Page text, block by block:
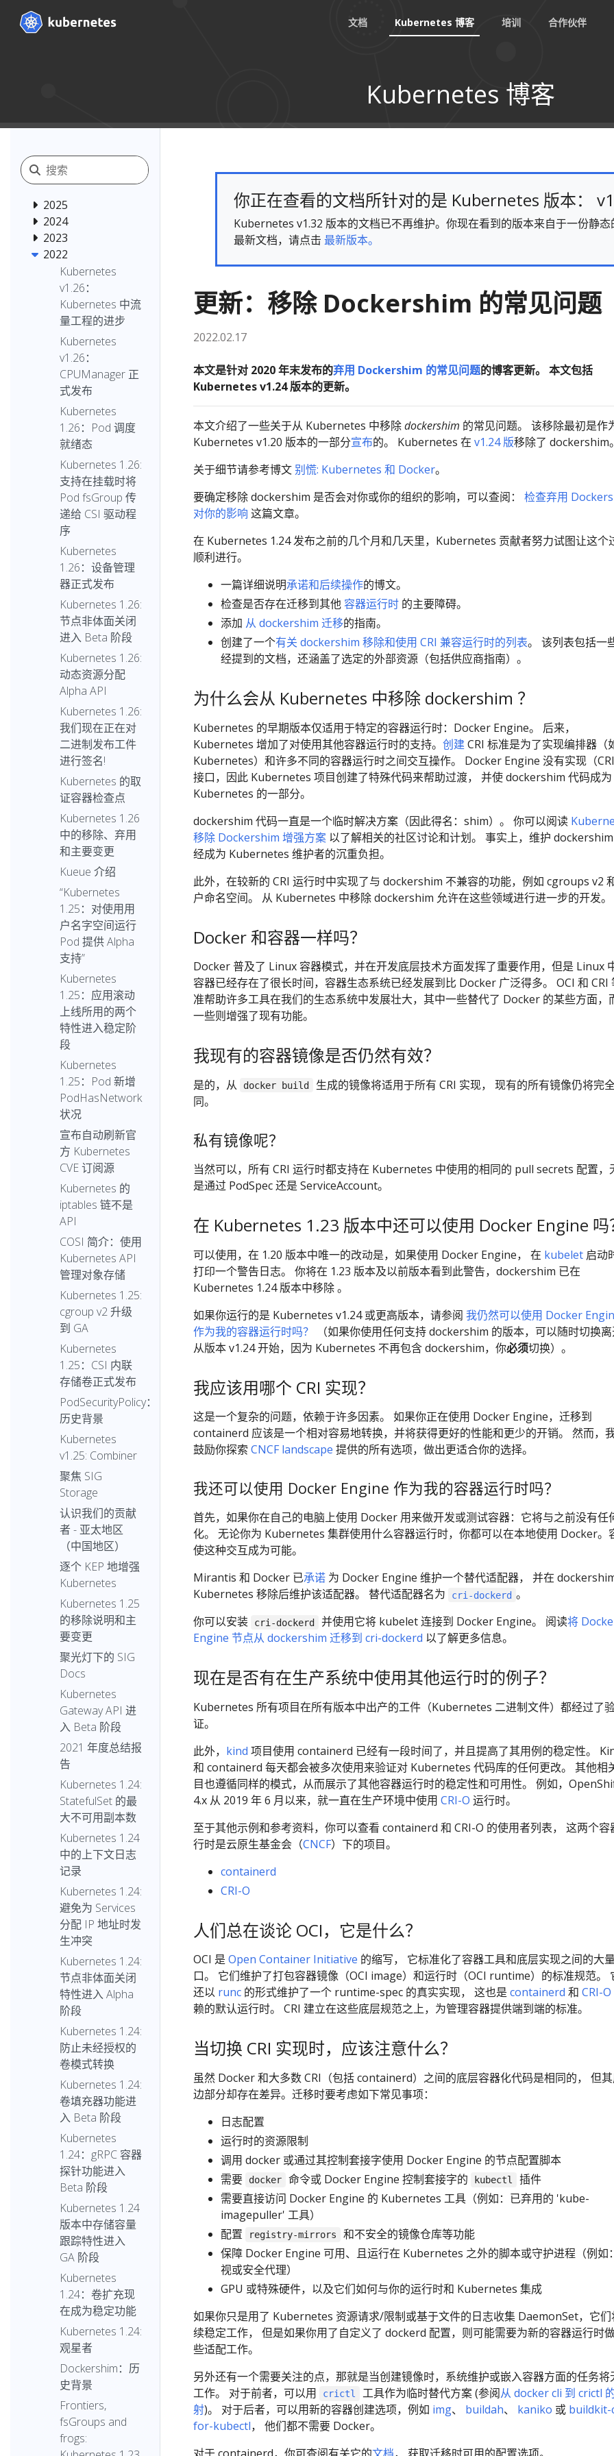
文档 Kubernetes 博客 培训 合作伙伴
Kubernetes 博客
2025
2024
2023
2022
Kubernetes
v1.26：
Kubernetes 中流
量工程的进步
Kubernetes
v1.26：
CPUManager 正
式发布
Kubernetes
1.26：Pod 调度
就绪态
Kubernetes 1.26:
支持在挂载时将
Pod fsGroup 传
递给 CSI 驱动程
序
Kubernetes
1.26：设备管理
器正式发布
Kubernetes 1.26:
节点非体面关闭
进入 Beta 阶段
Kubernetes 1.26:
动态资源分配
Alpha API
Kubernetes 1.26:
我们现在正在对
二进制发布工件
进行签名!
Kubernetes 的取
证容器检查点
Kubernetes 1.26
中的移除、弃用
和主要变更
Kueue 介绍
“Kubernetes
1.25：对使用用
户名字空间运行
Pod 提供 Alpha
支持”
Kubernetes
1.25：应用滚动
上线所用的两个
特性进入稳定阶
段
Kubernetes
1.25：Pod 新增
PodHasNetwork
状况
宣布自动刷新官
方 Kubernetes
CVE 订阅源
Kubernetes 的
iptables 链不是
API
COSI 简介：使用
Kubernetes API
管理对象存储
Kubernetes 1.25:
cgroup v2 升级
到 GA
Kubernetes
1.25：CSI 内联
存储卷正式发布
PodSecurityPolicy：
历史背景
Kubernetes
v1.25: Combiner
聚焦 SIG
Storage
认识我们的贡献
者 - 亚太地区
（中国地区）
逐个 KEP 地增强
Kubernetes
Kubernetes 1.25
的移除说明和主
要变更
聚光灯下的 SIG
Docs
Kubernetes
Gateway API 进
入 Beta 阶段
2021 年度总结报
告
Kubernetes 1.24:
StatefulSet 的最
大不可用副本数
Kubernetes 1.24
中的上下文日志
记录
Kubernetes 1.24:
避免为 Services
分配 IP 地址时发
生冲突
Kubernetes 1.24:
节点非体面关闭
特性进入 Alpha
阶段
Kubernetes 1.24:
防止未经授权的
卷模式转换
Kubernetes 1.24:
卷填充器功能进
入 Beta 阶段
Kubernetes
1.24：gRPC 容器
探针功能进入
Beta 阶段
Kubernetes 1.24
版本中存储容量
跟踪特性进入
GA 阶段
Kubernetes
1.24：卷扩充现
在成为稳定功能
Kubernetes 1.24:
观星者
Dockershim：历
史背景
Frontiers,
fsGroups and
frogs:
你正在查看的文档所针对的是 Kubernetes 版本：
Kubernetes v1.32 版本的文档已不再维护。你现在看到的版本来自于一份静
最新文档，请点击 最新版本。
更新：移除 Dockershim 的常见问题
2022.02.17
本文是针对 2020 年末发布的弃用 Dockershim 的常见问题的博客更新。 本文包括
Kubernetes v1.24 版本的更新。
本文介绍了一些关于从 Kubernetes 中移除dockershim 的常见问题。 该移除最初是作
Kubernetes v1.20 版本的一部分宣布的。 Kubernetes 在 v1.24 版移除了 dockershim。
关于细节请参考博文 别慌: Kubernetes 和 Docker。
要确定移除 dockershim 是否会对你或你的组织的影响，可以查阅： 检查弃用
对你的影响 这篇文章。
在 Kubernetes 1.24 发布之前的几个月和几天里，Kubernetes 贡献者努力试图让这个
顺利进行。
一篇详细说明承诺和后续操作的博文。
检查是否存在迁移到其他 容器运行时 的主要障碍。
添加 从 dockershim 迁移的指南。
创建了一个有关 dockershim 移除和使用 CRI 兼容运行时的列表。 该列表包括一
经提到的文档，还涵盖了选定的外部资源（包括供应商指南）。
为什么会从 Kubernetes 中移除 dockershim ？
Kubernetes 的早期版本仅适用于特定的容器运行时：Docker Engine。 后来，
Kubernetes 增加了对使用其他容器运行时的支持。 创建CRI 标准是为了实现编排器（
Kubernetes）和许多不同的容器运行时之间交互操作。 Docker Engine 没有实现（CRI
接口，因此 Kubernetes 项目创建了特殊代码来帮助过渡， 并使 dockershim 代码成为
Kubernetes 的一部分。
dockershim 代码一直是一个临时解决方案（因此得名：shim）。 你可以阅读
移除 Dockershim 增强方案 以了解相关的社区讨论和计划。 事实上，维护
经成为 Kubernetes 维护者的沉重负担。
此外，在较新的 CRI 运行时中实现了与 dockershim 不兼容的功能，例如 cgroups v2
户命名空间。 从 Kubernetes 中移除 dockershim 允许在这些领域进行进一步的开发。
Docker 和容器一样吗？
Docker 普及了 Linux 容器模式，并在开发底层技术方面发挥了重要作用，但是 Linux
容器已经存在了很长时间，容器生态系统已经发展到比 Docker 广泛得多。 OCI 和 CRI
准帮助许多工具在我们的生态系统中发展壮大，其中一些替代了 Docker 的某些方面，
一些则增强了现有功能。
我现有的容器镜像是否仍然有效？
是的，从 docker build
生成的镜像将适用于所有 CRI 实现， 现有的所有镜像仍将完
同。
私有镜像呢？
当然可以，所有 CRI 运行时都支持在 Kubernetes 中使用的相同的 pull secrets 配置，
是通过 PodSpec 还是 ServiceAccount。
在 Kubernetes 1.23 版本中还可以使用 Docker Engine 吗
可以使用，在 1.20 版本中唯一的改动是，如果使用 Docker Engine， 在 kubelet 启动
打印一个警告日志。 你将在 1.23 版本及以前版本看到此警告，dockershim 已在
Kubernetes 1.24 版本中移除 。
如果你运行的是 Kubernetes v1.24 或更高版本，请参阅 我仍然可以使用 Docker
作为我的容器运行时吗？
（如果你使用任何支持 dockershim 的版本，可以随时切换离
从版本 v1.24 开始，因为 Kubernetes 不再包含 dockershim，你必须切换）。
我应该用哪个 CRI 实现？
这是一个复杂的问题，依赖于许多因素。 如果你正在使用 Docker Engine，迁移到
containerd 应该是一个相对容易地转换，并将获得更好的性能和更少的开销。 然而，
鼓励你探索 CNCF landscape 提供的所有选项，做出更适合你的选择。
我还可以使用 Docker Engine 作为我的容器运行时吗？
首先，如果你在自己的电脑上使用 Docker 用来做开发或测试容器：它将与之前没有任
化。 无论你为 Kubernetes 集群使用什么容器运行时，你都可以在本地使用 Docker。
使这种交互成为可能。
Mirantis 和 Docker 已承诺 为 Docker Engine 维护一个替代适配器， 并在
Kubernetes 移除后维护该适配器。 替代适配器名为
cri-dockerd 。
你可以安装
cri-dockerd 并使用它将 kubelet 连接到 Docker Engine。 阅读将
Engine 节点从 dockershim 迁移到 cri-dockerd 以了解更多信息。
现在是否有在生产系统中使用其他运行时的例子？
Kubernetes 所有项目在所有版本中出产的工件（Kubernetes 二进制文件）都经过了
证。
此外， kind 项目使用 containerd 已经有一段时间了，并且提高了其用例的稳定性。
和 containerd 每天都会被多次使用来验证对 Kubernetes 代码库的任何更改。 其他相
目也遵循同样的模式，从而展示了其他容器运行时的稳定性和可用性。 例如，
4.x 从 2019 年 6 月以来，就一直在生产环境中使用 CRI-O 运行时。
至于其他示例和参考资料，你可以查看 containerd 和 CRI-O 的使用者列表， 这两个容
行时是云原生基金会（CNCF）下的项目。
containerd
CRI-O
人们总在谈论 OCI，它是什么？
OCI 是Open Container Initiative 的缩写， 它标准化了容器工具和底层实现之间的大
口。 它们维护了打包容器镜像（OCI image）和运行时（OCI runtime）的标准规范。
还以 runc 的形式维护了一个 runtime-spec 的真实实现， 这也是containerd 和 CRI-O
赖的默认运行时。 CRI 建立在这些底层规范之上，为管理容器提供端到端的标准。
当切换 CRI 实现时，应该注意什么？
虽然 Docker 和大多数 CRI（包括 containerd）之间的底层容器化代码是相同的， 但其
边部分却存在差异。迁移时要考虑如下常见事项：
日志配置
运行时的资源限制
调用 docker 或通过其控制套接字使用 Docker Engine 的节点配置脚本
需要
docker 命令或 Docker Engine 控制套接字的 kubectl
插件
需要直接访问 Docker Engine 的 Kubernetes 工具（例如：已弃用的 'kube-
imagepuller' 工具）
配置
registry-mirrors
和不安全的镜像仓库等功能
保障 Docker Engine 可用、且运行在 Kubernetes 之外的脚本或守护进程（例如
视或安全代理）
GPU 或特殊硬件，以及它们如何与你的运行时和 Kubernetes 集成
如果你只是用了 Kubernetes 资源请求/限制或基于文件的日志收集 DaemonSet，它们
续稳定工作， 但是如果你用了自定义了 dockerd 配置，则可能需要为新的容器运行时
些适配工作。
另外还有一个需要关注的点，那就是当创建镜像时，系统维护或嵌入容器方面的任务将
工作。 对于前者，可以用
crictl 工具作为临时替代方案 (参阅从 docker cli 到 crictl
射)。 对于后者，可以用新的容器创建选项，例如 img、 buildah、 kaniko 或 buildkit-
for-kubectl， 他们都不需要 Docker。